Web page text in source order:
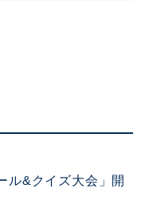
ル&クイズ大会」開